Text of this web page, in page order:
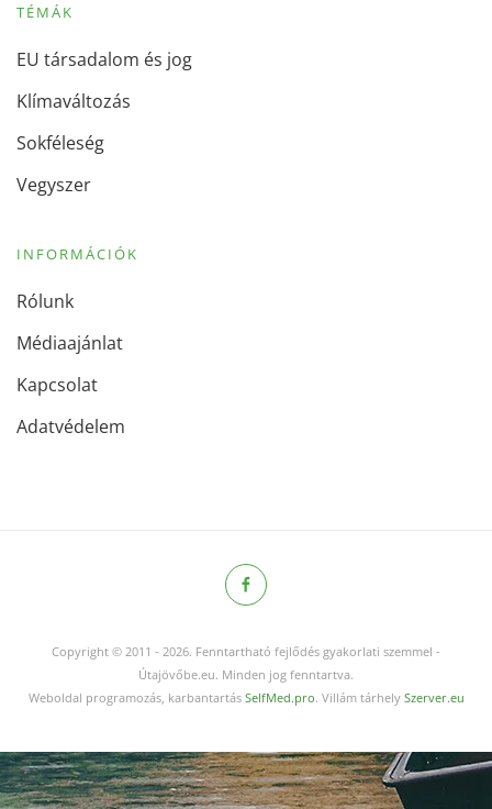
TÉMÁK
EU társadalom és jog
Klímaváltozás
Sokféleség
Vegyszer
INFORMÁCIÓK
Rólunk
Médiaajánlat
Kapcsolat
Adatvédelem
Copyright © 2011 - 2026. Fenntartható fejlődés gyakorlati szemmel -
Útajövőbe.eu. Minden jog fenntartva.
Weboldal programozás, karbantartás SelfMed.pro. Villám tárhely Szerver.eu